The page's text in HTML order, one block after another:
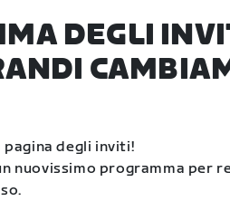
DEGLI
degli inviti!
nuovissimo programma per